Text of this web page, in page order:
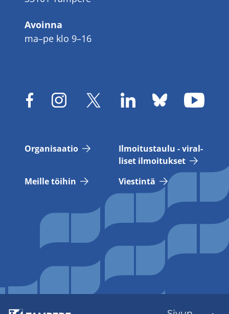
Avoinna
ma–pe klo 9–16
Or­ga­ni­saa­tio
Il­moi­tus­tau­lu - vi­ral­
li­set il­moi­tuk­set
Meil­le töi­hin
Vies­tin­tä